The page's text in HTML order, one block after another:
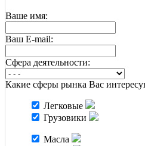
Ваше имя:
Ваш E-mail:
Cфера деятельности:
Какие сферы рынка Вас
Легковые
Грузовики
Масла